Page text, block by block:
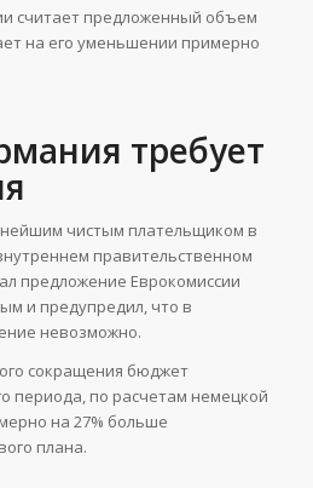
считает предложенный объем
на его уменьшении примерно
требует
чистым плательщиком в
правительственном
предложение Еврокомиссии
и предупредил, что в
невозможно.
сокращения бюджет
периода, по расчетам немецкой
на 27% больше
плана.